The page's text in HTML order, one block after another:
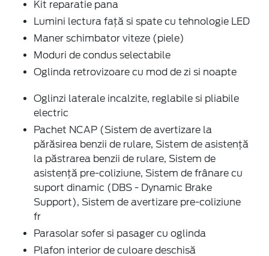
Kit reparatie pana
Lumini lectura față si spate cu tehnologie LED
Maner schimbator viteze (piele)
Moduri de condus selectabile
Oglinda retrovizoare cu mod de zi si noapte
Oglinzi laterale incalzite, reglabile si pliabile
electric
Pachet NCAP (Sistem de avertizare la
părăsirea benzii de rulare, Sistem de asistență
la păstrarea benzii de rulare, Sistem de
asistență pre-coliziune, Sistem de frânare cu
suport dinamic (DBS - Dynamic Brake
Support), Sistem de avertizare pre-coliziune
fr
Parasolar sofer si pasager cu oglinda
Plafon interior de culoare deschisă